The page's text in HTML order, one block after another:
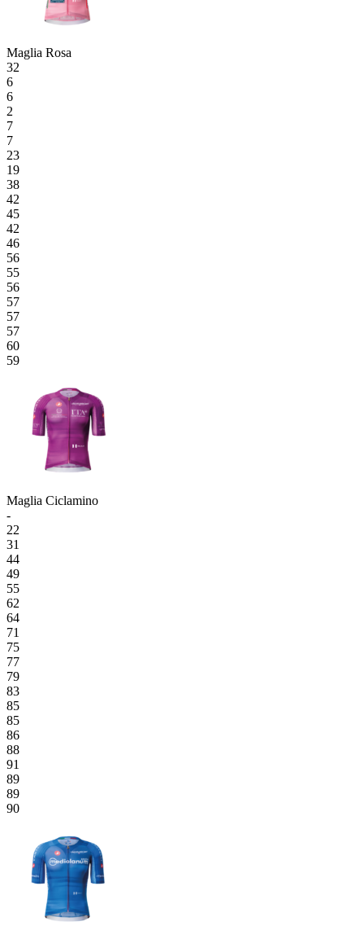
Maglia Rosa
32
6
6
2
7
7
23
19
38
42
45
42
46
56
55
56
57
57
57
60
59
Maglia Ciclamino
-
22
31
44
49
55
62
64
71
75
77
79
83
85
85
86
88
91
89
89
90